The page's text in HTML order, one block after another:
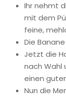
Ihr nehmt
mit dem
feine,
Die
Jetzt die
nach Wahl
einen
Nun die